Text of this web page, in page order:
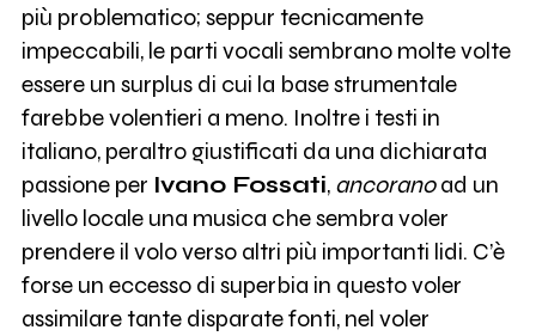
più problematico; seppur tecnicamente
impeccabili, le parti vocali sembrano molte volte
essere un surplus di cui la base strumentale
farebbe volentieri a meno. Inoltre i testi in
italiano, peraltro giustificati da una dichiarata
passione per Ivano Fossati, ancoranoad un
livello locale una musica che sembra voler
prendere il volo verso altri più importanti lidi. C’è
forse un eccesso di superbia in questo voler
assimilare tante disparate fonti, nel voler